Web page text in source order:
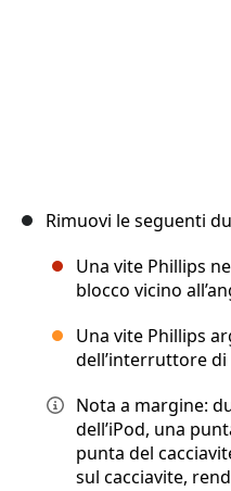
Rimuovi le seguenti
Una vite Phillips
blocco vicino
Una vite Phillips
dell’interruttore di
Nota a margine:
dell’iPod, una
punta del
sul cacciavite,